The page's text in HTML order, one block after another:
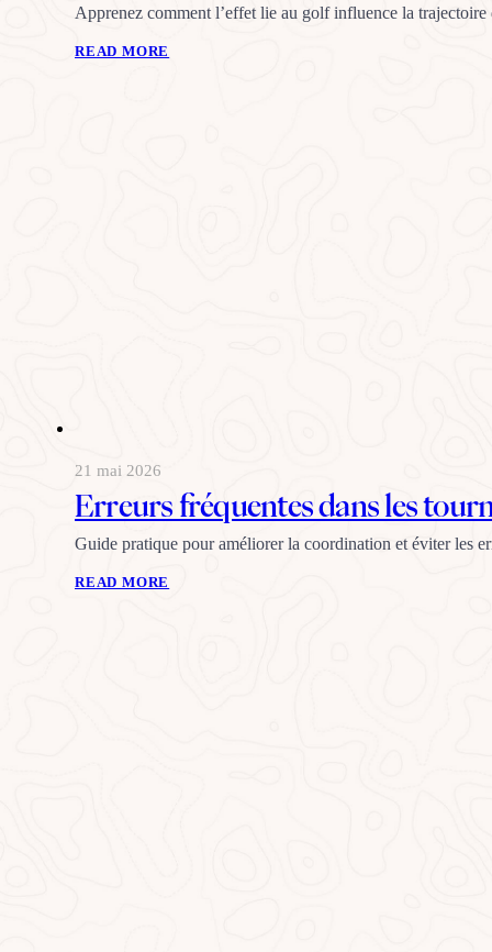
Apprenez comment l’effet lie au golf influence la
READ MORE
21 mai 2026
Erreurs fréquentes dans les
Guide pratique pour améliorer la coordination et éviter les
READ MORE